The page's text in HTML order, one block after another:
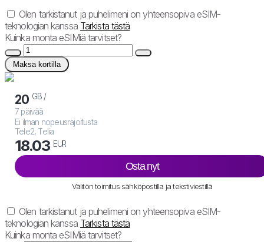
Olen tarkistanut ja puhelimeni on yhteensopiva eSIM-
teknologian kanssa Tarkista tästä
Kuinka monta eSIMiä tarvitset?
Maksa kortilla
20 GB /
7 päivää
Ei ilman nopeusrajoitusta
Tele2, Telia
18.03 EUR
Osta nyt
Välitön toimitus sähköpostilla ja tekstiviestillä
Olen tarkistanut ja puhelimeni on yhteensopiva eSIM-
teknologian kanssa Tarkista tästä
Kuinka monta eSIMiä tarvitset?